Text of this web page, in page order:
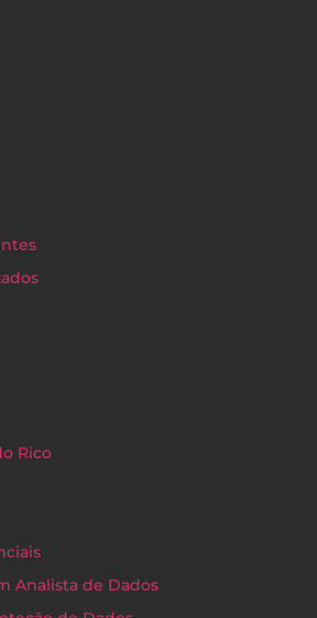
Rico
Analista de Dados